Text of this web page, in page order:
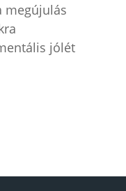
megújulás
jólét